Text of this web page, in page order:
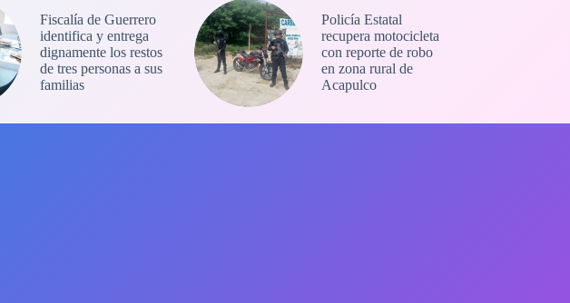
Fiscalía de Guerrero
identifica y entrega
dignamente los restos
de tres personas a sus
familias
Policía Estatal
recupera motocicleta
con reporte de robo
en zona rural de
Acapulco